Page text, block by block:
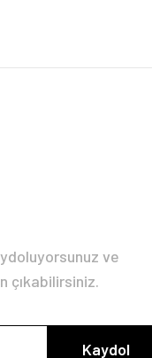
ve
çıkabilirsiniz.
Kaydol